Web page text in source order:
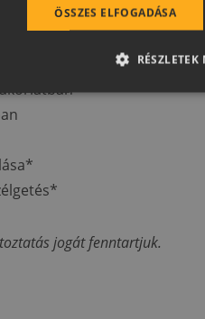
II.
III.
jogát fenntartjuk.
ÖSSZES ELFOGADÁSA
RÉSZLETEK